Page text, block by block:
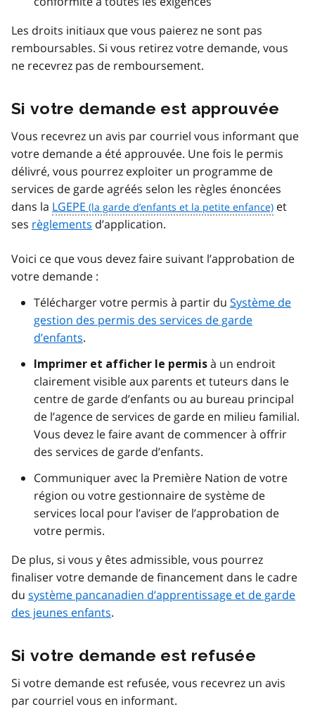
Les droits initiaux que vous paierez ne sont pas
remboursables. Si vous retirez votre demande, vous
ne recevrez pas de remboursement.
Si votre demande est approuvée
Vous recevrez un avis par courriel vous informant que
votre demande a été approuvée. Une fois le permis
délivré, vous pourrez exploiter un programme de
services de garde agréés selon les règles énoncées
dans la LGEPE
et
ses règlements d’application.
Voici ce que vous devez faire suivant l’approbation de
votre demande :
Télécharger votre permis à partir du Système de
gestion des permis des services de garde
d’enfants.
Imprimer et afficher le permis à un endroit
clairement visible aux parents et tuteurs dans le
centre de garde d’enfants ou au bureau principal
de l’agence de services de garde en milieu familial.
Vous devez le faire avant de commencer à offrir
des services de garde d’enfants.
Communiquer avec la Première Nation de votre
région ou votre gestionnaire de système de
services local pour l’aviser de l’approbation de
votre permis.
De plus, si vous y êtes admissible, vous pourrez
finaliser votre demande de financement dans le cadre
du système pancanadien d’apprentissage et de garde
des jeunes enfants.
Si votre demande est refusée
Si votre demande est refusée, vous recevrez un avis
par courriel vous en informant.